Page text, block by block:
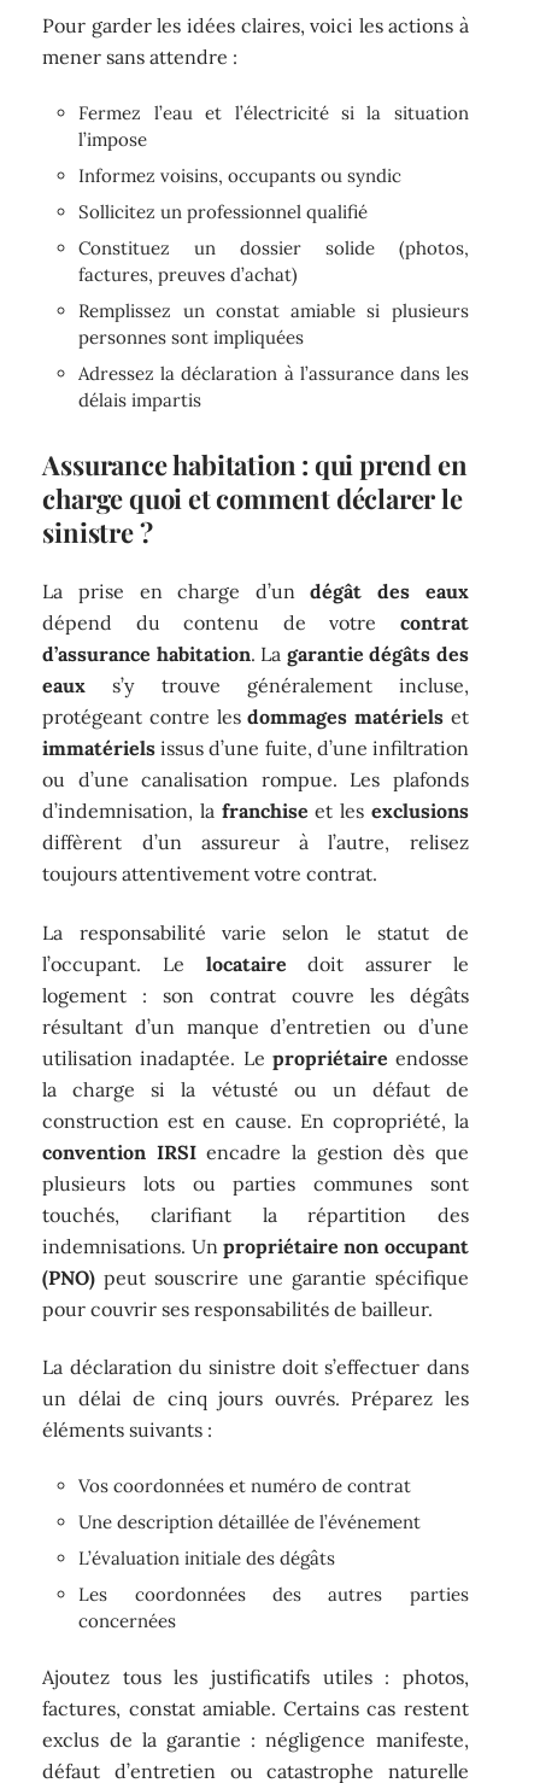
Pour garder les idées claires, voici les actions à
mener sans attendre :
Fermez l’eau et l’électricité si la situation
l’impose
Informez voisins, occupants ou syndic
Sollicitez un professionnel qualifié
Constituez un dossier solide (photos,
factures, preuves d’achat)
Remplissez un constat amiable si plusieurs
personnes sont impliquées
Adressez la déclaration à l’assurance dans les
délais impartis
Assurance habitation : qui prend en
charge quoi et comment déclarer le
sinistre ?
La prise en charge d’undégât des eaux
dépend du contenu de votre contrat
d’assurance habitation. La garantie dégâts des
eaux s’y trouve généralement incluse,
protégeant contre lesdommages matérielset
immatériels issus d’une fuite, d’une infiltration
ou d’une canalisation rompue. Les plafonds
d’indemnisation, la franchise et les exclusions
diffèrent d’un assureur à l’autre, relisez
toujours attentivement votre contrat.
La responsabilité varie selon le statut de
l’occupant. Le locataire doit assurer le
logement : son contrat couvre les dégâts
résultant d’un manque d’entretien ou d’une
utilisation inadaptée. Le propriétaire endosse
la charge si la vétusté ou un défaut de
construction est en cause. En copropriété, la
convention IRSIencadre la gestion dès que
plusieurs lots ou parties communes sont
touchés, clarifiant la répartition des
indemnisations. Un propriétaire non occupant
(PNO) peut souscrire une garantie spécifique
pour couvrir ses responsabilités de bailleur.
La déclaration du sinistre doit s’effectuer dans
un délai de cinq jours ouvrés. Préparez les
éléments suivants :
Vos coordonnées et numéro de contrat
Une description détaillée de l’événement
L’évaluation initiale des dégâts
Les coordonnées des autres parties
concernées
Ajoutez tous les justificatifs utiles : photos,
factures, constat amiable. Certains cas restent
exclus de la garantie : négligence manifeste,
défaut d’entretien ou catastrophe naturelle